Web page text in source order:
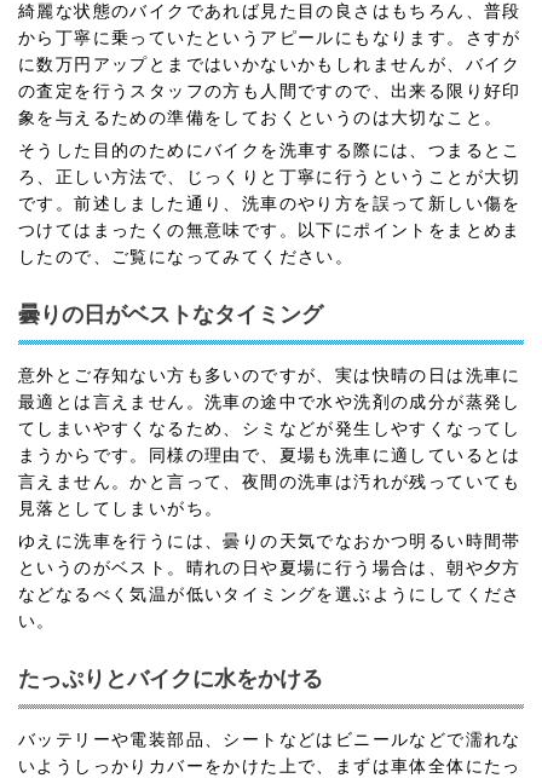
綺麗な状態のバイクであれば見た目の良さはもちろん、普段
から丁寧に乗っていたというアピールにもなります。さすが
に数万円アップとまではいかないかもしれませんが、バイク
の査定を行うスタッフの方も人間ですので、出来る限り好印
象を与えるための準備をしておくというのは大切なこと。
そうした目的のためにバイクを洗車する際には、つまるとこ
ろ、正しい方法で、じっくりと丁寧に行うということが大切
です。前述しました通り、洗車のやり方を誤って新しい傷を
つけてはまったくの無意味です。以下にポイントをまとめま
したので、ご覧になってみてください。
曇りの日がベストなタイミング
意外とご存知ない方も多いのですが、実は快晴の日は洗車に
最適とは言えません。洗車の途中で水や洗剤の成分が蒸発し
てしまいやすくなるため、シミなどが発生しやすくなってし
まうからです。同様の理由で、夏場も洗車に適しているとは
言えません。かと言って、夜間の洗車は汚れが残っていても
見落としてしまいがち。
ゆえに洗車を行うには、曇りの天気でなおかつ明るい時間帯
というのがベスト。晴れの日や夏場に行う場合は、朝や夕方
などなるべく気温が低いタイミングを選ぶようにしてくださ
い。
たっぷりとバイクに水をかける
バッテリーや電装部品、シートなどはビニールなどで濡れな
いようしっかりカバーをかけた上で、まずは車体全体にたっ